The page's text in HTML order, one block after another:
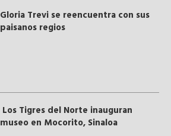
Gloria Trevi se reencuentra con sus
paisanos regios
Los Tigres del Norte inauguran
museo en Mocorito, Sinaloa